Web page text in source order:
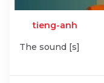
tieng-anh
The sound [s]